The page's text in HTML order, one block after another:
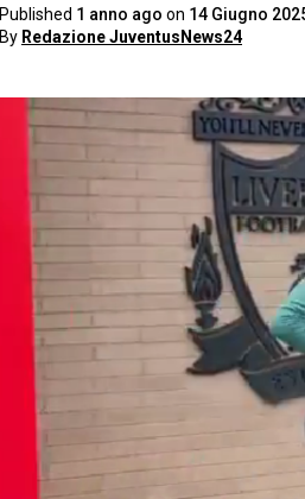
Published 1 anno ago on 14 Giugno
By Redazione JuventusNews24